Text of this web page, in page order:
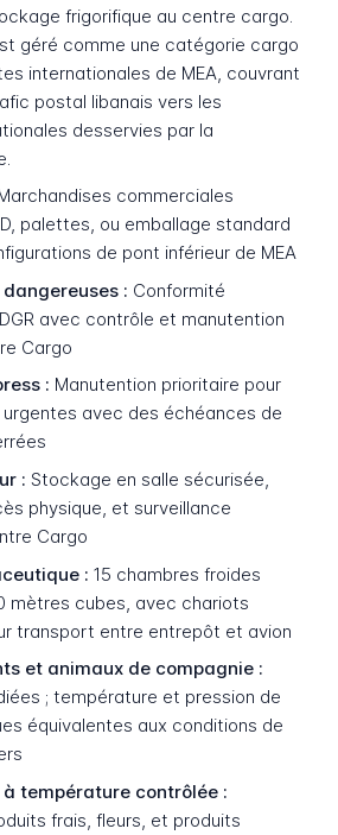
frigorifique au centre cargo.
géré comme une catégorie cargo
internationales de MEA, couvrant
postal libanais vers les
desservies par la
commerciales
palettes, ou emballage standard
de pont inférieur de MEA
: Conformité
avec contrôle et manutention
Cargo
: Manutention prioritaire pour
avec des échéances de
: Stockage en salle sécurisée,
physique, et surveillance
Cargo
: 15 chambres froides
mètres cubes, avec chariots
transport entre entrepôt et avion
et animaux de compagnie :
; température et pression de
équivalentes aux conditions de
température contrôlée :
frais, fleurs, et produits